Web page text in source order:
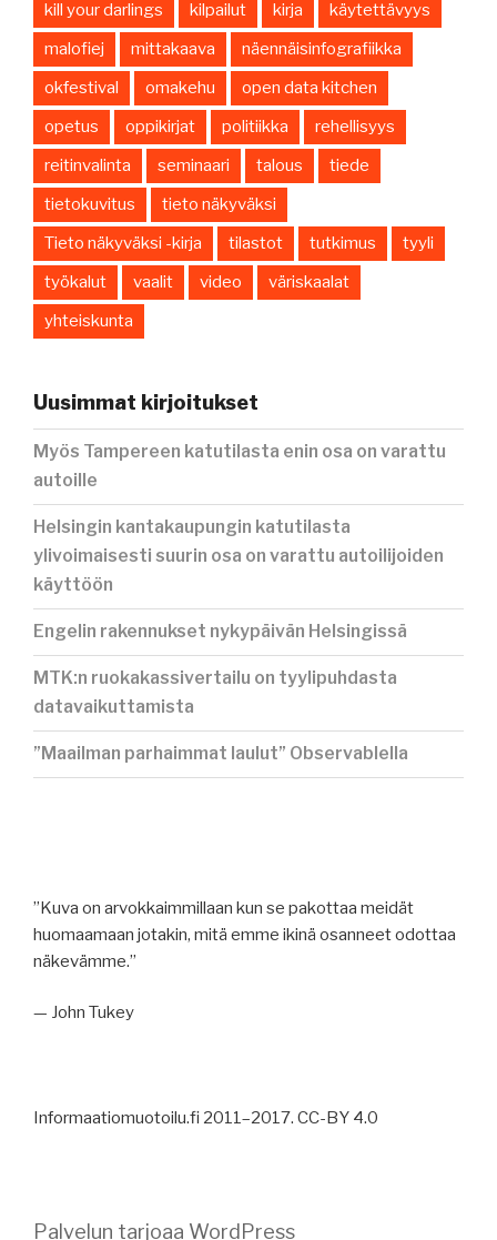
kill your darlings
kilpailut kirja
käytettävyys
malofiej
mittakaava
näennäisinfografiikka
okfestival
omakehu
open data kitchen
opetus
oppikirjat politiikka
rehellisyys
reitinvalinta
seminaari talous
tiede
tietokuvitus
tieto näkyväksi
Tieto näkyväksi -kirja
tilastot tutkimus
tyyli
työkalut
vaalit video
väriskaalat
yhteiskunta
Uusimmat kirjoitukset
Myös Tampereen katutilasta enin osa on varattu
autoille
Helsingin kantakaupungin katutilasta
ylivoimaisesti suurin osa on varattu autoilijoiden
käyttöön
Engelin rakennukset nykypäivän Helsingissä
MTK:n ruokakassivertailu on tyylipuhdasta
datavaikuttamista
”Maailman parhaimmat laulut” Observablella
”Kuva on arvokkaimmillaan kun se pakottaa meidät
huomaamaan jotakin, mitä emme ikinä osanneet odottaa
näkevämme.”
— John Tukey
Informaatiomuotoilu.fi 2011–2017. CC-BY 4.0
Palvelun tarjoaa WordPress